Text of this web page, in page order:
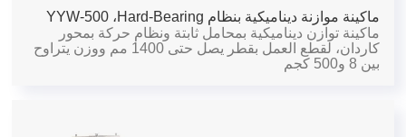
ماكينة موازنة ديناميكية بنظام Hard-Bearing،
YYW-500
ماكينة توازن ديناميكية بمحامل ثابتة ونظام حركة بمحور
كاردان، لقطع العمل بقطر يصل حتى 1400 مم ووزن يتراوح
بين 8 و500 كجم